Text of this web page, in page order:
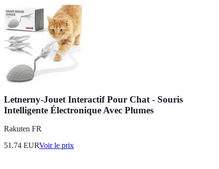
Letnerny-Jouet Interactif Pour Chat - Souris
Intelligente Électronique Avec Plumes
Rakuten FR
51.74 EURVoir le prix